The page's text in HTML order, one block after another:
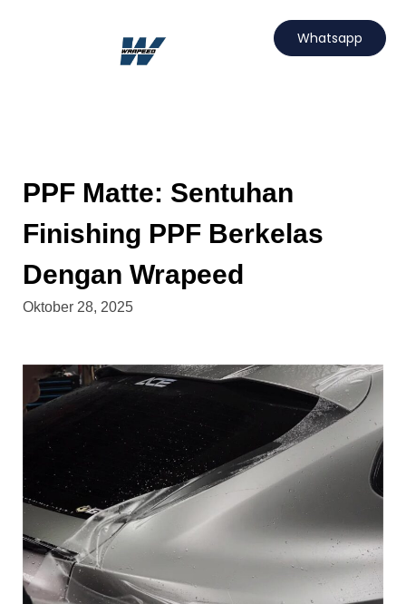
Whatsapp
PPF Matte: Sentuhan
Finishing PPF Berkelas
Dengan Wrapeed
Oktober 28, 2025